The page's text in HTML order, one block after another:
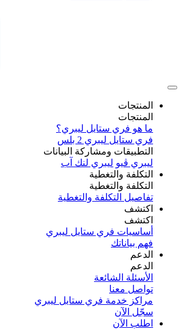
المنتجات
المنتجات
ما هو فري ستايل ليبري؟
فري ستايل ليبري 2 بلس​
التطبيقات ومشاركة البيانات
ليبري ڤيو ليبري لنك آب
التكلفة والتغطية
التكلفة والتغطية
تفاصيل التكلفة والتغطية
اكتشف​
اكتشف​
أساسيات فري ستايل ليبري
فهم بياناتك
الدعم
الدعم
الأسئلة الشائعة
تواصل معنا
مراكز خدمة فري ستايل ليبري
سجّل الآن​
اطلب الآن